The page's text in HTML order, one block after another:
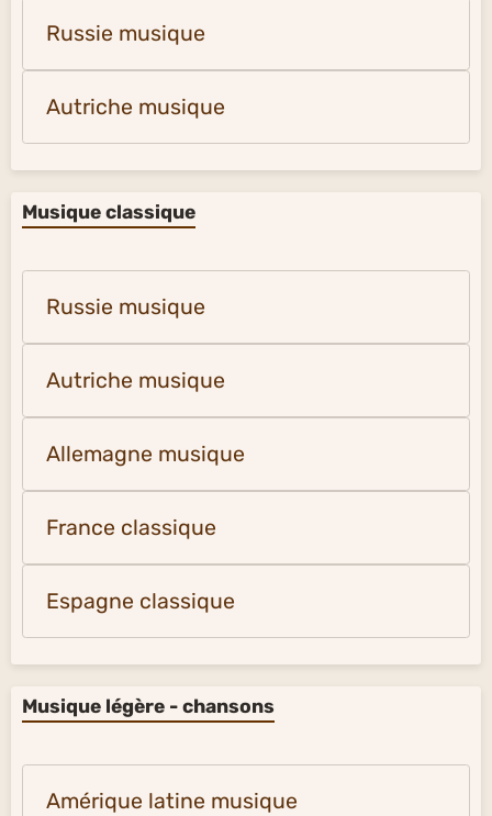
Russie musique
Autriche musique
Musique classique
Russie musique
Autriche musique
Allemagne musique
France classique
Espagne classique
Musique légère - chansons
Amérique latine musique